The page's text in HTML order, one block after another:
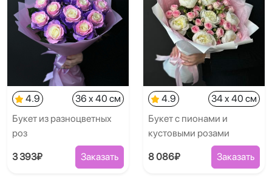
4.9
36 x 40 см
Букет из разноцветных
роз
3 393₽ Заказать
4.9
34 x 40 см
Букет с пионами и
кустовыми розами
8 086₽ Заказать